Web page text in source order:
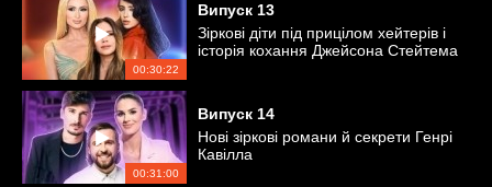
00:30:22
Випуск 13
Зіркові діти під прицілом хейтерів і
історія кохання Джейсона Стейтема
00:31:00
Випуск 14
Нові зіркові романи й секрети Генрі
Кавілла